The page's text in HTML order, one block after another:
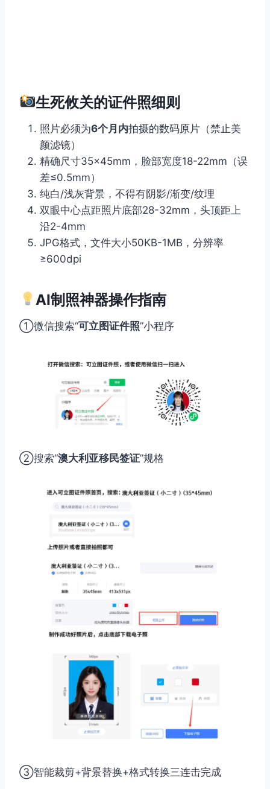
生死攸关的证件照细则
照片必须为6个月内拍摄的数码原片（禁止美
颜滤镜）
精确尺寸35×45mm，脸部宽度18-22mm（误
差≤0.5mm）
纯白/浅灰背景，不得有阴影/渐变/纹理
双眼中心点距照片底部28-32mm，头顶距上
沿2-4mm
JPG格式，文件大小50KB-1MB，分辨率
≥600dpi
AI制照神器操作指南
①微信搜索“可立图证件照”小程序
②搜索“澳大利亚移民签证”规格
③智能裁剪+背景替换+格式转换三连击完成